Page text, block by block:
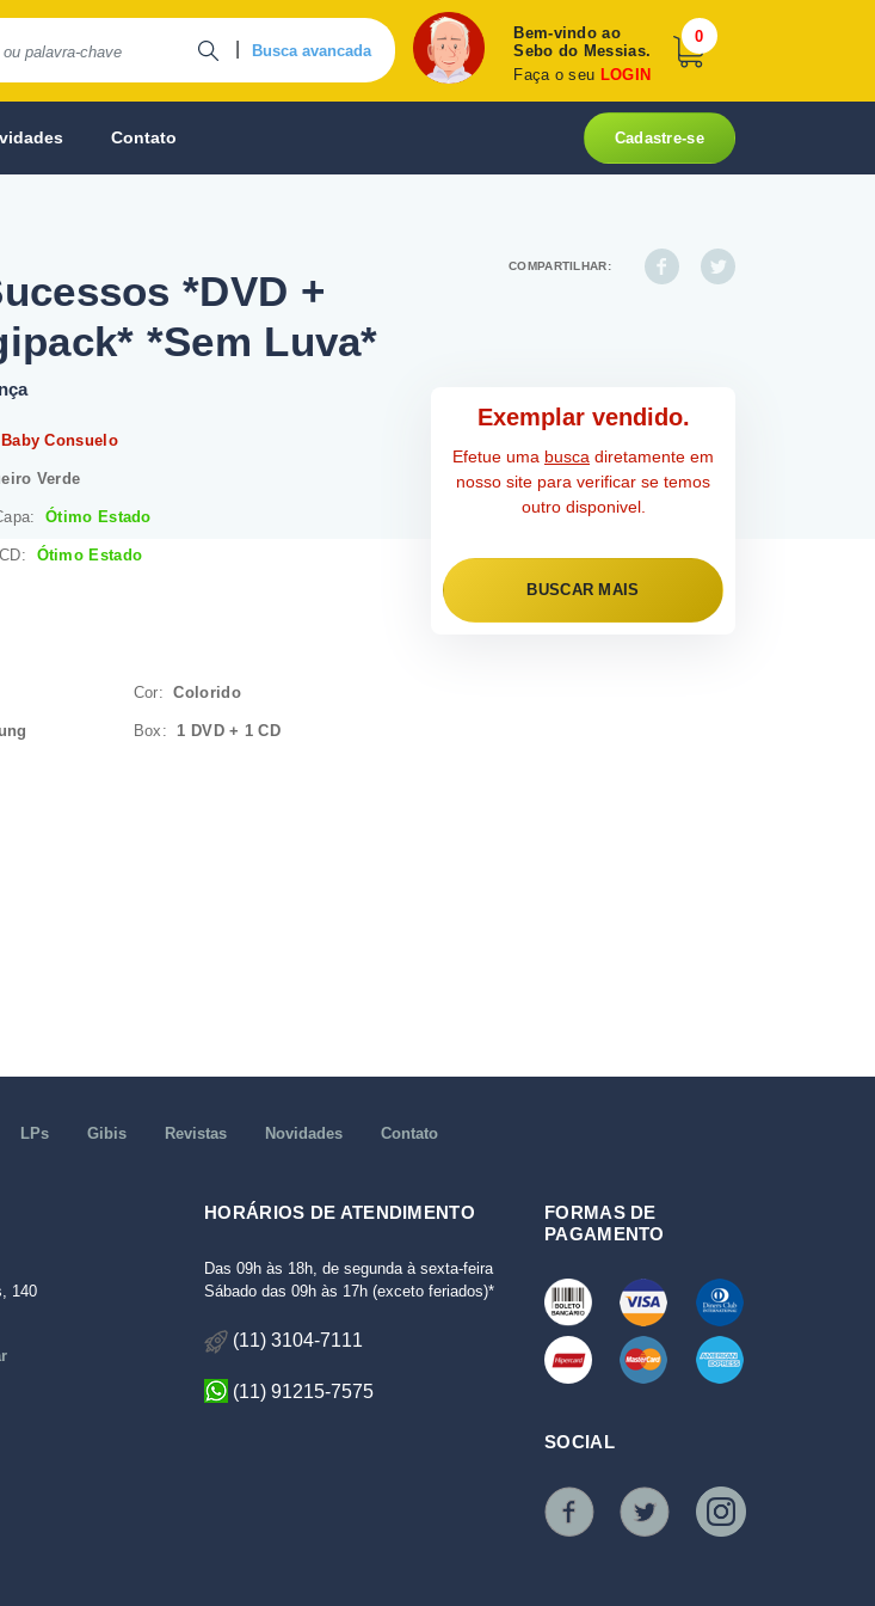
Busca avancada
Bem-vindo ao
Sebo do Messias.
Faça o seu LOGIN
0
Contato Cadastre-se
*DVD +
*Sem Luva*
Baby Consuelo
Verde
Ótimo Estado
: Ótimo Estado
Cor:Colorido
Box:1 DVD + 1 CD
COMPARTILHAR:
Exemplar vendido.
Efetue uma busca diretamente em
nosso site para verificar se temos
outro disponivel.
BUSCAR MAIS
LPs Gibis Revistas Novidades Contato
140
HORÁRIOS DE ATENDIMENTO
Das 09h às 18h, de segunda à sexta-feira
Sábado das 09h às 17h (exceto feriados)*
(11) 3104-7111
(11) 91215-7575
FORMAS DE
PAGAMENTO
SOCIAL